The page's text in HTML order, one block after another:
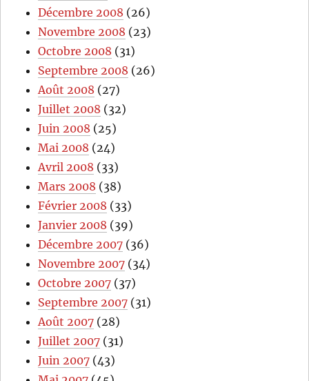
Décembre 2008 (26)
Novembre 2008 (23)
Octobre 2008 (31)
Septembre 2008 (26)
Août 2008 (27)
Juillet 2008 (32)
Juin 2008 (25)
Mai 2008 (24)
Avril 2008 (33)
Mars 2008 (38)
Février 2008 (33)
Janvier 2008 (39)
Décembre 2007 (36)
Novembre 2007 (34)
Octobre 2007 (37)
Septembre 2007 (31)
Août 2007 (28)
Juillet 2007 (31)
Juin 2007 (43)